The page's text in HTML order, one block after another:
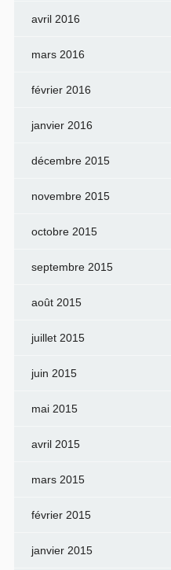
avril 2016
mars 2016
février 2016
janvier 2016
décembre 2015
novembre 2015
octobre 2015
septembre 2015
août 2015
juillet 2015
juin 2015
mai 2015
avril 2015
mars 2015
février 2015
janvier 2015